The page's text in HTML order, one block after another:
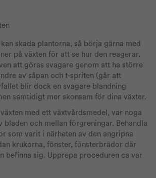
skada plantorna, så börja gärna med
på växten för att se hur den reagerar.
att göras svagare genom att ha större
av såpan och t-spriten (går att
blir dock en svagare blandning
samtidigt mer skonsam för dina växter.
med ett växtvårdsmedel, var noga
bladen och mellan förgreningar. Behandla
som varit i närheten av den angripna
krukorna, fönster, fönsterbrädor där
befinna sig. Upprepa proceduren ca var